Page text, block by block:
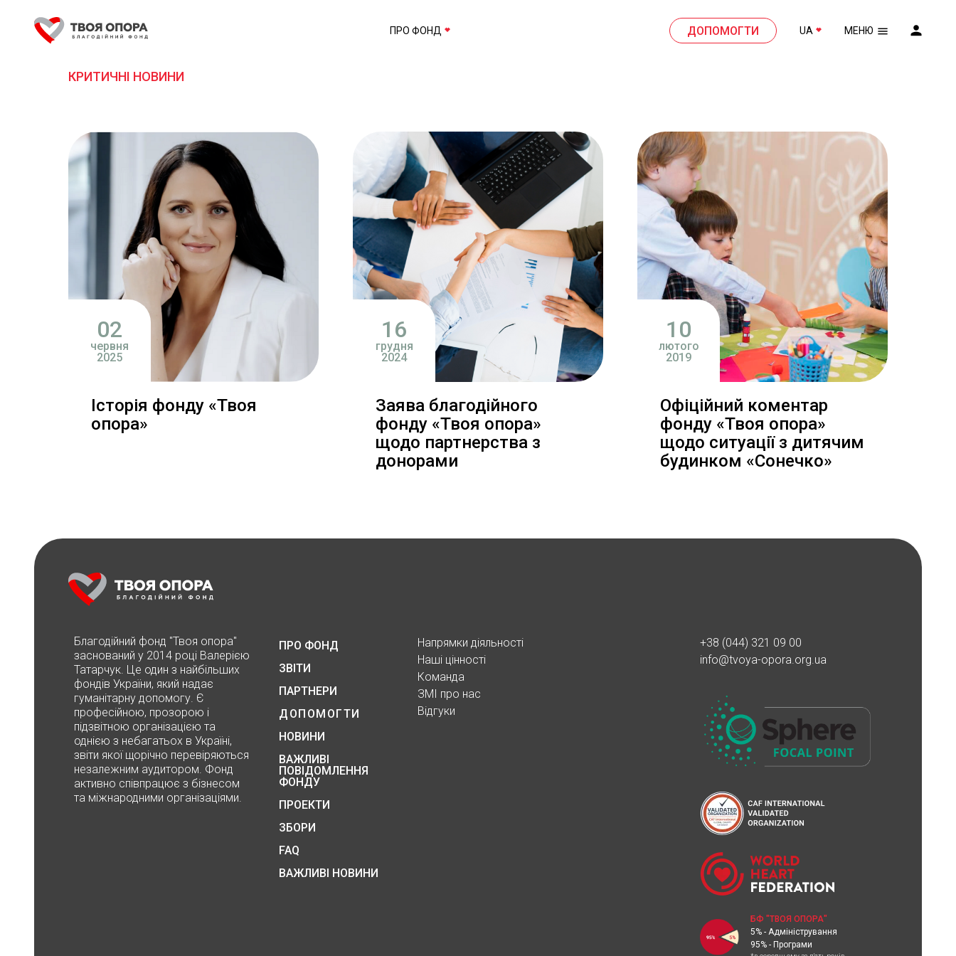
ПРО ФОНД ДОПОМОГТИ UA МЕНЮ
КРИТИЧНІ НОВИНИ
02
червня
2025
Історія фонду «Твоя
опора»
16
грудня
2024
Заява благодійного
фонду «Твоя опора»
щодо партнерства з
донорами
10
лютого
2019
Офіційний коментар
фонду «Твоя опора»
щодо ситуації з дитячим
будинком «Сонечко»
+38 (044) 321 09 00
info@tvoya-opora.org.ua
ПРО ФОНД
Напрямки діяльності
Наші цінності
Команда
ЗМІ про нас
Відгуки
ЗВІТИ
ПАРТНЕРИ
ДОПОМОГТИ
НОВИНИ
ВАЖЛИВІ
ПОВІДОМЛЕННЯ
ФОНДУ
ПРОЕКТИ
ЗБОРИ
FAQ
ВАЖЛИВІ НОВИНИ
Благодійний фонд "Твоя опора"
заснований у 2014 році Валерією
Татарчук. Це один з найбільших
фондів України, який надає
гуманітарну допомогу. Є
професійною, прозорою і
підзвітною організацією та
однією з небагатьох в Україні,
звіти якої щорічно перевіряються
незалежним аудитором. Фонд
активно співпрацює з бізнесом
та міжнародними організаціями.
БФ "ТВОЯ ОПОРА"
5% - Адміністрування
95% - Програми